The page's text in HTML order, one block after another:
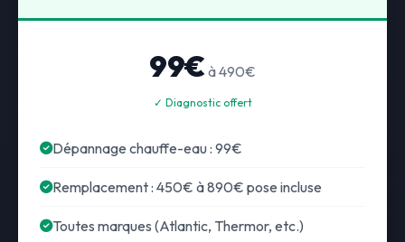
99€ à 490€
✓ Diagnostic offert
Dépannage chauffe-eau : 99€
Remplacement : 450€ à 890€ pose incluse
Toutes marques (Atlantic, Thermor, etc.)